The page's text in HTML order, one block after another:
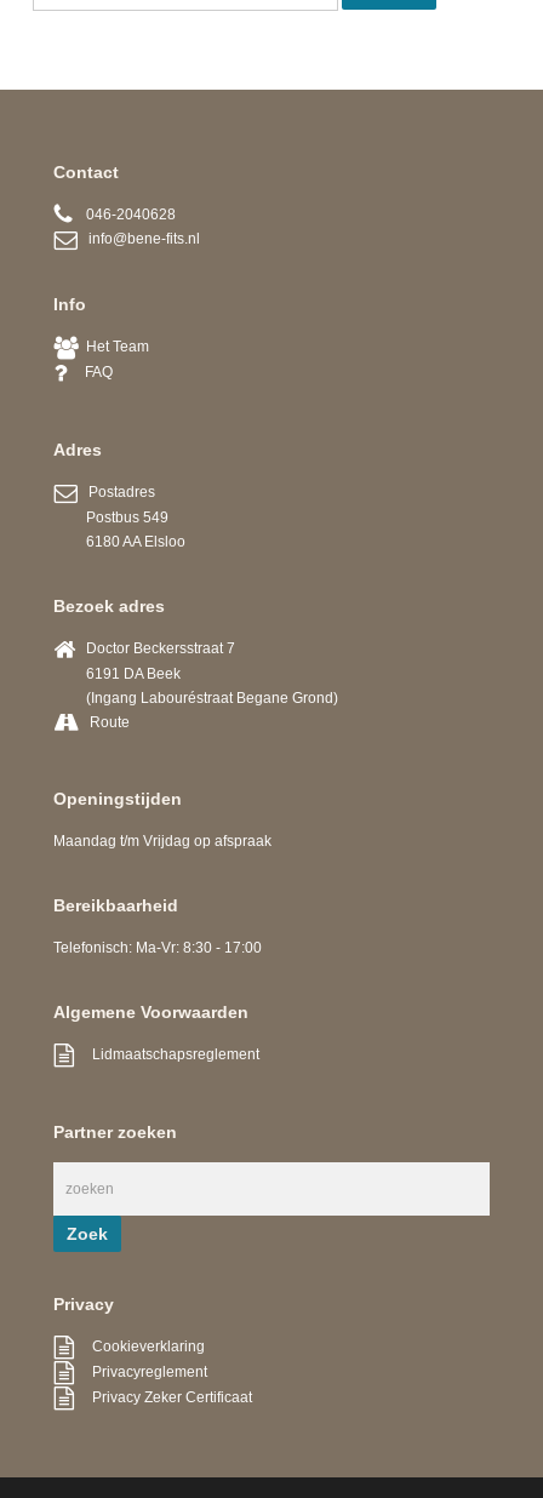
Contact
046-2040628
info@bene-fits.nl
Info
Het Team
FAQ
Adres
Postadres
Postbus 549
6180 AA Elsloo
Bezoek adres
Doctor Beckersstraat 7
6191 DA Beek
(Ingang Labouréstraat Begane Grond)
Route
Openingstijden
Maandag t/m Vrijdag op afspraak
Bereikbaarheid
Telefonisch: Ma-Vr: 8:30 - 17:00
Algemene Voorwaarden
Lidmaatschapsreglement
Partner zoeken
Privacy
Cookieverklaring
Privacyreglement
Privacy Zeker Certificaat